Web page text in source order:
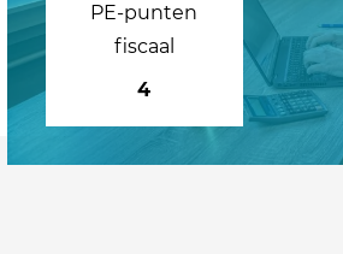
PE-punten
fiscaal
4